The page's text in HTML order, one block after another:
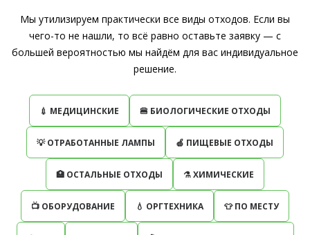
Мы утилизируем практически все виды отходов. Если вы
чего-то не нашли, то всё равно оставьте заявку — с
большей вероятностью мы найдём для вас индивидуальное
решение.
💉 МЕДИЦИНСКИЕ 🍔 БИОЛОГИЧЕСКИЕ ОТХОДЫ
💡 ОТРАБОТАННЫЕ ЛАМПЫ 🍏 ПИЩЕВЫЕ ОТХОДЫ
🏥 ОСТАЛЬНЫЕ ОТХОДЫ ⚗ ХИМИЧЕСКИЕ
📺 ОБОРУДОВАНИЕ 💧 ОРГТЕХНИКА 👕 ПО МЕСТУ